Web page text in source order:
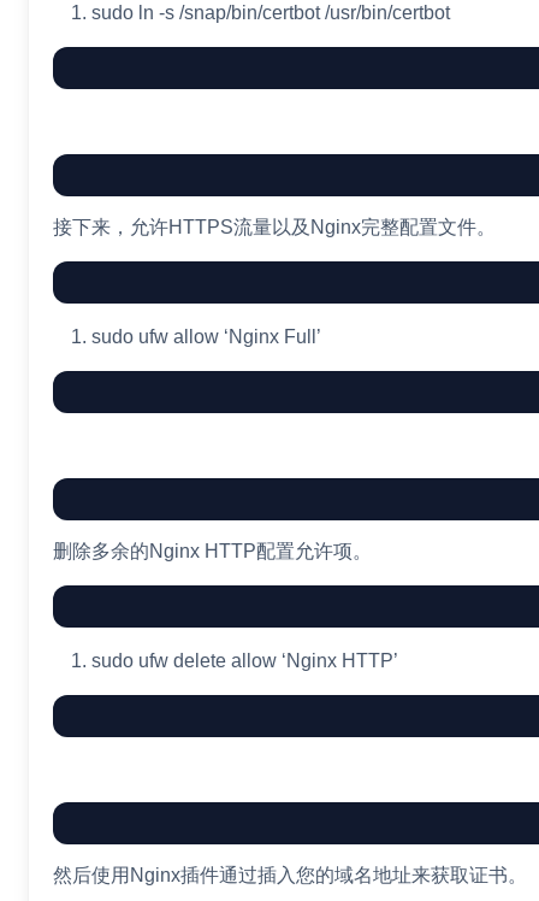
sudo ln -s /snap/bin/certbot /usr/bin/certbot
接下来，允许HTTPS流量以及Nginx完整配置文件。
sudo ufw allow ‘Nginx Full’
删除多余的Nginx HTTP配置允许项。
sudo ufw delete allow ‘Nginx HTTP’
然后使用Nginx插件通过插入您的域名地址来获取证书。